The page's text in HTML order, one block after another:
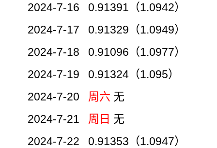
2024-7-16 0.91391（1.0942）
2024-7-17 0.91329（1.0949）
2024-7-18 0.91096（1.0977）
2024-7-19 0.91324（1.095）
2024-7-20 周六 无
2024-7-21 周日 无
2024-7-22 0.91353（1.0947）